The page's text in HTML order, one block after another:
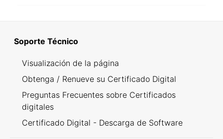
Soporte Técnico
Visualización de la página
Obtenga / Renueve su Certificado Digital
Preguntas Frecuentes sobre Certificados
digitales
Certificado Digital - Descarga de Software